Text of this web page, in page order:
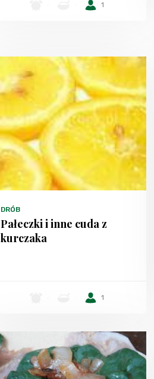
1
DRÓB
Pałeczki i inne cuda z
kurczaka
1